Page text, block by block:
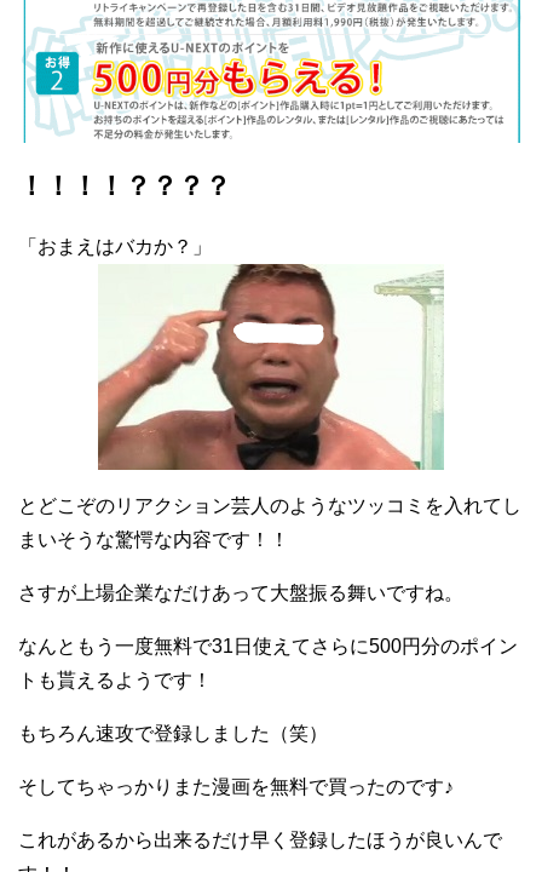
！！！！？？？？
「おまえはバカか？」
とどこぞのリアクション芸人のようなツッコミを入れてし
まいそうな驚愕な内容です！！
さすが上場企業なだけあって大盤振る舞いですね。
なんともう一度無料で31日使えてさらに500円分のポイン
トも貰えるようです！
もちろん速攻で登録しました（笑）
そしてちゃっかりまた漫画を無料で買ったのです♪
これがあるから出来るだけ早く登録したほうが良いんで